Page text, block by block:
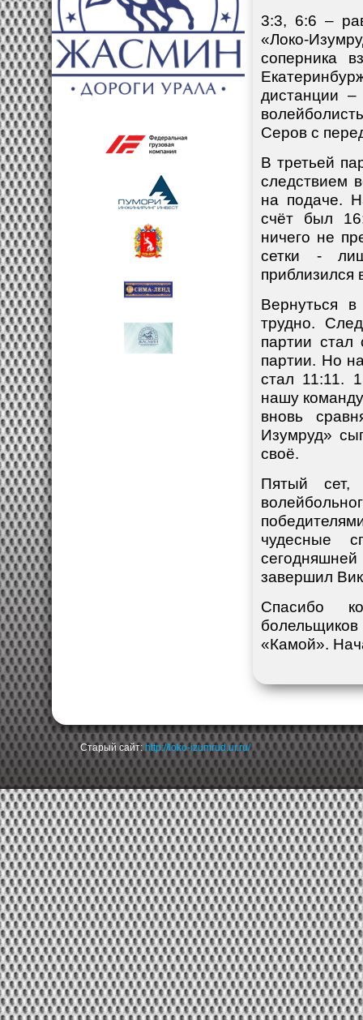
3:3, 6:6 –
«Локо-
соперника
дистанции
Серов с
В третьей
следствием
на подаче.
счёт был
ничего не
сетки -
приблизился
Вернуться
трудно.
партии
партии. Но
стал 11:11.
нашу
вновь
Изумруд»
своё.
Пятый сет,
чудесные
завершил
Спасибо
«Камой».
Старый сайт: http://loko-izumrud.ur.ru/